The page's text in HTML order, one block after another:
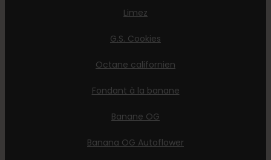
Limez
G.S. Cookies
Octane californien
Fondant à la banane
Banane OG
Banana OG Autoflower